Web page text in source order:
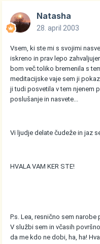
Natasha
28. april 2003
Vsem, ki ste mi s svojimi
iskreno in prav lepo
bom več toliko bremenila s
meditacijske vaje sem ji
ji tudi posvetila v tem njenem
poslušanje in nasvete...
Vi ljudje delate čudeže in jaz
HVALA VAM KER STE!
P.s. Lea, resnično sem
V službi sem in včasih
da me kdo ne dobi, ha, ha!